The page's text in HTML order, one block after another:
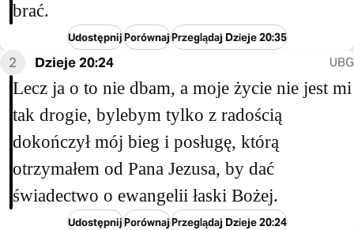
brać.
UdostępnijPorównajPrzeglądaj Dzieje 20:35
2 Dzieje 20:24 UBG
Lecz ja o to nie dbam, a moje życie nie jest mi
tak drogie, bylebym tylko z radością
dokończył mój bieg i posługę, którą
otrzymałem od Pana Jezusa, by dać
świadectwo o ewangelii łaski Bożej.
UdostępnijPorównajPrzeglądaj Dzieje 20:24